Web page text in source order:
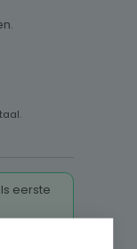
eerste